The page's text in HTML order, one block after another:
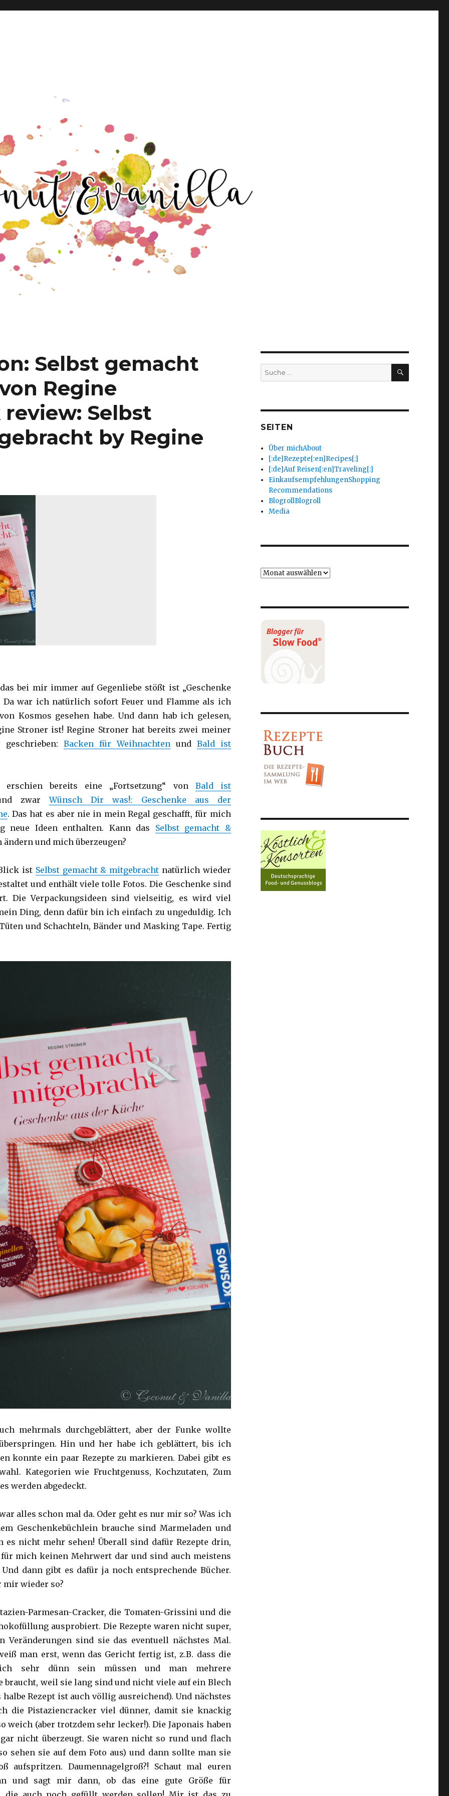
Selbst gemacht
Regine
Selbst
by Regine
bei mir immer auf Gegenliebe stößt ist „Geschenke
Da war ich natürlich sofort Feuer und Flamme als ich
Kosmos gesehen habe. Und dann hab ich gelesen,
Stroner ist! Regine Stroner hat bereits zwei meiner
geschrieben: Backen für Weihnachten und Bald ist
erschien bereits eine „Fortsetzung“ von Bald ist
zwarWünsch Dir was!: Geschenke aus der
. Das hat es aber nie in mein Regal geschafft, für mich
neue Ideen enthalten. Kann das Selbst gemacht &
und mich überzeugen?
ist Selbst gemacht & mitgebracht natürlich wieder
und enthält viele tolle Fotos. Die Geschenke sind
Die Verpackungsideen sind vielseitig, es wird viel
Ding, denn dafür bin ich einfach zu ungeduldig. Ich
und Schachteln, Bänder und Masking Tape. Fertig
mehrmals durchgeblättert, aber der Funke wollte
Hin und her habe ich geblättert, bis ich
konnte ein paar Rezepte zu markieren. Dabei gibt es
Kategorien wie Fruchtgenuss, Kochzutaten, Zum
werden abgedeckt.
alles schon mal da. Oder geht es nur mir so? Was ich
Geschenkebüchlein brauche sind Marmeladen und
es nicht mehr sehen! Überall sind dafür Rezepte drin,
mich keinen Mehrwert dar und sind auch meistens
dann gibt es dafür ja noch entsprechende Bücher.
mir wieder so?
Parmesan-Cracker, die Tomaten-Grissini und die
ausprobiert. Die Rezepte waren nicht super,
Veränderungen sind sie das eventuell nächstes Mal.
man erst, wenn das Gericht fertig ist, z.B. dass die
sehr dünn sein müssen und man mehrere
braucht, weil sie lang sind und nicht viele auf ein Blech
halbe Rezept ist auch völlig ausreichend). Und nächstes
die Pistaziencracker viel dünner, damit sie knackig
weich (aber trotzdem sehr lecker!). Die Japonais haben
nicht überzeugt. Sie waren nicht so rund und flach
sehen sie auf dem Foto aus) und dann sollte man sie
aufspritzen. Daumennagelgroß?! Schaut mal euren
und sagt mir dann, ob das eine gute Größe für
Suche
nach:
SUCHEN
SEITEN
Über michAbout
[:de]Rezepte[:en]Recipes[:]
[:de]Auf Reisen[:en]Traveling[:]
EinkaufsempfehlungenShopping
Recommendations
BlogrollBlogroll
Media